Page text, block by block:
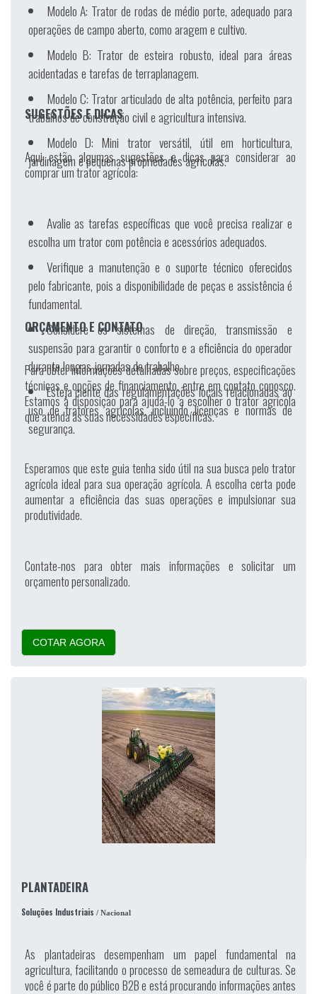
Modelo A: Trator de rodas de médio porte, adequado para
operações de campo aberto, como aragem e cultivo.
Modelo B: Trator de esteira robusto, ideal para áreas
acidentadas e tarefas de terraplanagem.
Modelo C: Trator articulado de alta potência, perfeito para
trabalhos de construção civil e agricultura intensiva.
Modelo D: Mini trator versátil, útil em horticultura,
jardinagem e pequenas propriedades agrícolas.
SUGESTÕES E DICAS
Aqui estão algumas sugestões e dicas para considerar ao
comprar um trator agrícola:
Avalie as tarefas específicas que você precisa realizar e
escolha um trator com potência e acessórios adequados.
Verifique a manutenção e o suporte técnico oferecidos
pelo fabricante, pois a disponibilidade de peças e assistência é
fundamental.
Considere os sistemas de direção, transmissão e
suspensão para garantir o conforto e a eficiência do operador
durante longas jornadas de trabalho.
Esteja ciente das regulamentações locais relacionadas ao
uso de tratores agrícolas, incluindo licenças e normas de
segurança.
ORÇAMENTO E CONTATO
Para obter informações detalhadas sobre preços, especificações
técnicas e opções de financiamento, entre em contato conosco.
Estamos à disposição para ajudá-lo a escolher o trator agrícola
que atenda às suas necessidades específicas.
Esperamos que este guia tenha sido útil na sua busca pelo trator
agrícola ideal para sua operação agrícola. A escolha certa pode
aumentar a eficiência das suas operações e impulsionar sua
produtividade.
Contate-nos para obter mais informações e solicitar um
orçamento personalizado.
COTAR AGORA
PLANTADEIRA
Soluções Industriais / Nacional
As plantadeiras desempenham um papel fundamental na
agricultura, facilitando o processo de semeadura de culturas. Se
você é parte do público B2B e está procurando informações antes